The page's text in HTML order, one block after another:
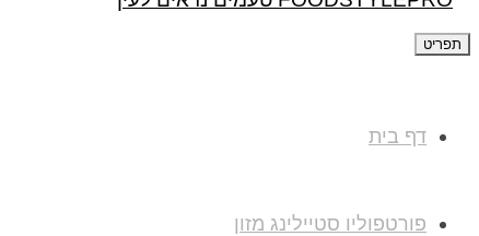
תפריט
דף בית
פורטפוליו סטיילינג מזון